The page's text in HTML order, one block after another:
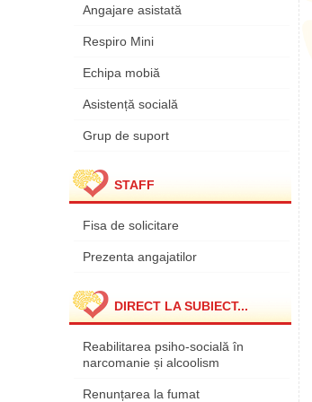
Angajare asistată
Respiro Mini
Echipa mobiă
Asistență socială
Grup de suport
STAFF
Fisa de solicitare
Prezenta angajatilor
DIRECT LA SUBIECT...
Reabilitarea psiho-socială în
narcomanie și alcoolism
Renunțarea la fumat